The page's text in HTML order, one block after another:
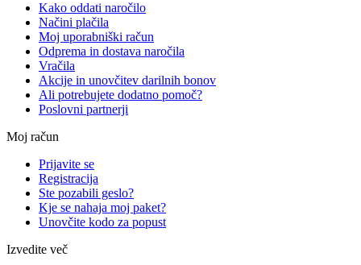
Kako oddati naročilo
Načini plačila
Moj uporabniški račun
Odprema in dostava naročila
Vračila
Akcije in unovčitev darilnih bonov
Ali potrebujete dodatno pomoč?
Poslovni partnerji
Moj račun
Prijavite se
Registracija
Ste pozabili geslo?
Kje se nahaja moj paket?
Unovčite kodo za popust
Izvedite več